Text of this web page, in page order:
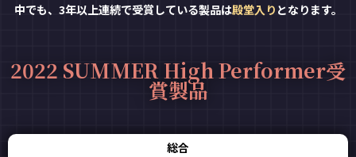
中でも、3年以上連続で受賞している製品は殿堂入り となります。
2022 SUMMER High Performer受
賞製品
総合